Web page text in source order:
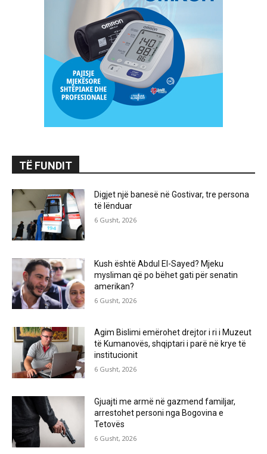
TË FUNDIT
Digjet një banesë në Gostivar, tre persona
të lënduar
6 Gusht, 2026
Kush është Abdul El-Sayed? Mjeku
mysliman që po bëhet gati për senatin
amerikan?
6 Gusht, 2026
Agim Bislimi emërohet drejtor i ri i Muzeut
të Kumanovës, shqiptari i parë në krye të
institucionit
6 Gusht, 2026
Gjuajti me armë në gazmend familjar,
arrestohet personi nga Bogovina e
Tetovës
6 Gusht, 2026